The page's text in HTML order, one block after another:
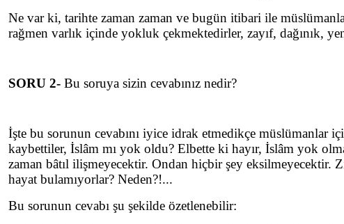
Ne var ki, tarihte zaman zaman ve bugün itibari ile
rağmen varlık içinde yokluk çekmektedirler, zayıf, dağınık,
SORU 2-Bu soruya sizin cevabınız nedir?
İşte bu sorunun cevabını iyice idrak etmedikçe müslümanlar
kaybettiler, İslâm mı yok oldu? Elbette ki hayır, İslâm yok
zaman bâtıl ilişmeyecektir. Ondan hiçbir şey eksilmeyecektir.
hayat bulamıyorlar? Neden?!...
Bu sorunun cevabı şu şekilde özetlenebilir: